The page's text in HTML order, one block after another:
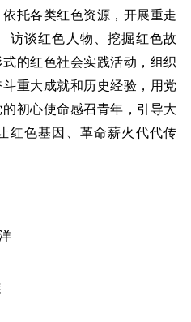
托各类红色资源，开展重走
访谈红色人物、挖掘红色故
的红色社会实践活动，组织
重大成就和历史经验，用党
初心使命感召青年，引导大
红色基因、革命薪火代代传